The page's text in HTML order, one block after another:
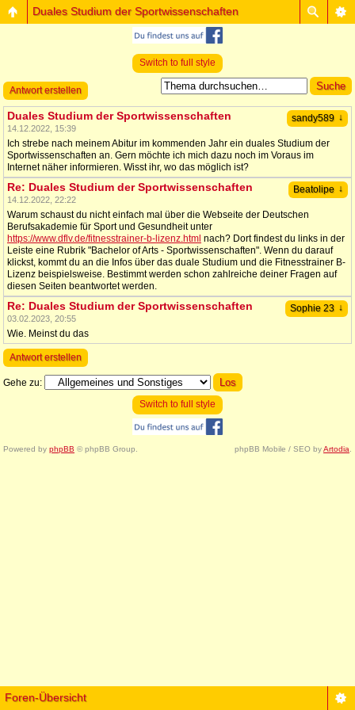
Duales Studium der Sportwissenschaften
Switch to full style
Antwort erstellen
sandy589 ↓
Duales Studium der Sportwissenschaften
14.12.2022, 15:39
Ich strebe nach meinem Abitur im kommenden Jahr ein duales Studium der
Sportwissenschaften an. Gern möchte ich mich dazu noch im Voraus im
Internet näher informieren. Wisst ihr, wo das möglich ist?
Beatolipe ↓
Re: Duales Studium der Sportwissenschaften
14.12.2022, 22:22
Warum schaust du nicht einfach mal über die Webseite der Deutschen
Berufsakademie für Sport und Gesundheit unter
https://www.dflv.de/fitnesstrainer-b-lizenz.html nach? Dort findest du links in der
Leiste eine Rubrik "Bachelor of Arts - Sportwissenschaften". Wenn du darauf
klickst, kommt du an die Infos über das duale Studium und die Fitnesstrainer B-
Lizenz beispielsweise. Bestimmt werden schon zahlreiche deiner Fragen auf
diesen Seiten beantwortet werden.
Sophie 23 ↓
Re: Duales Studium der Sportwissenschaften
03.02.2023, 20:55
Wie. Meinst du das
Antwort erstellen
Gehe zu:
Switch to full style
Powered by phpBB © phpBB Group. phpBB Mobile / SEO byArtodia
Foren-Übersicht